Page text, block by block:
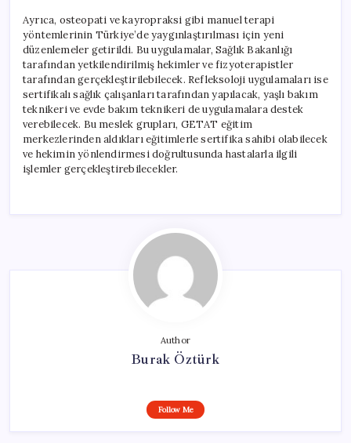
Ayrıca, osteopati ve kayropraksi gibi manuel terapi
yöntemlerinin Türkiye’de yaygınlaştırılması için yeni
düzenlemeler getirildi. Bu uygulamalar, Sağlık Bakanlığı
tarafından yetkilendirilmiş hekimler ve fizyoterapistler
tarafından gerçekleştirilebilecek. Refleksoloji uygulamaları ise
sertifikalı sağlık çalışanları tarafından yapılacak, yaşlı bakım
teknikeri ve evde bakım teknikeri de uygulamalara destek
verebilecek. Bu meslek grupları, GETAT eğitim
merkezlerinden aldıkları eğitimlerle sertifika sahibi olabilecek
ve hekimin yönlendirmesi doğrultusunda hastalarla ilgili
işlemler gerçekleştirebilecekler.
Author
Burak Öztürk
Follow Me